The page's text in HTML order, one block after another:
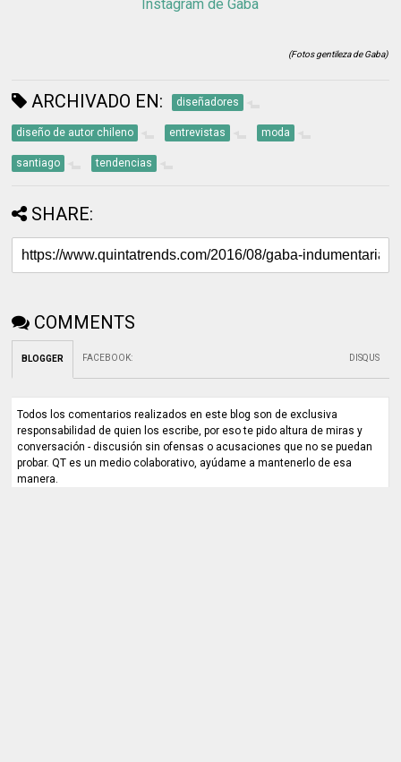
Instagram de Gaba
(Fotos gentileza de Gaba)
ARCHIVADO EN: diseñadores
diseño de autor chileno entrevistas moda
santiago tendencias
SHARE:
COMMENTS
BLOGGER FACEBOOK: DISQUS
Todos los comentarios realizados en este blog son de exclusiva
responsabilidad de quien los escribe, por eso te pido altura de miras y
conversación - discusión sin ofensas o acusaciones que no se puedan
probar. QT es un medio colaborativo, ayúdame a mantenerlo de esa
manera.